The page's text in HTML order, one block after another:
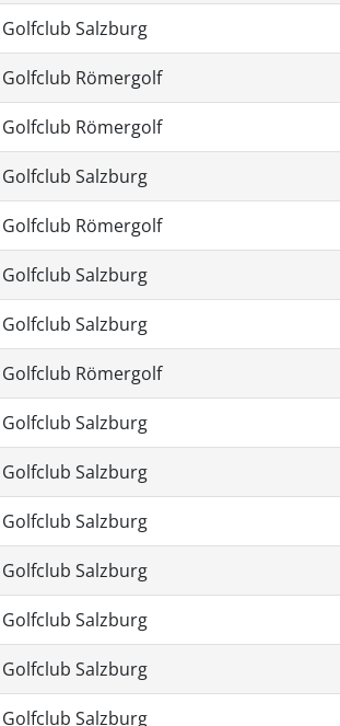
Golfclub Salzburg
Golfclub Römergolf
Golfclub Römergolf
Golfclub Salzburg
Golfclub Römergolf
Golfclub Salzburg
Golfclub Salzburg
Golfclub Römergolf
Golfclub Salzburg
Golfclub Salzburg
Golfclub Salzburg
Golfclub Salzburg
Golfclub Salzburg
Golfclub Salzburg
Golfclub Salzburg